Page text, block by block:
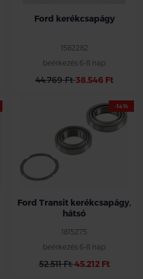
Ford kerékcsapágy
1582282
beérkezés 6-8 nap
44.769 Ft38.546 Ft
-14%
Ford Transit kerékcsapágy,
hátsó
1815275
beérkezés 6-8 nap
52.511 Ft45.212 Ft